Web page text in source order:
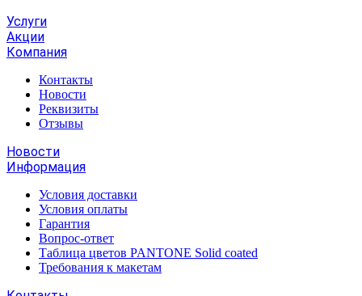
Услуги
Акции
Компания
Контакты
Новости
Реквизиты
Отзывы
Новости
Информация
Условия доставки
Условия оплаты
Гарантия
Вопрос-ответ
Таблица цветов PANTONE Solid coated
Требования к макетам